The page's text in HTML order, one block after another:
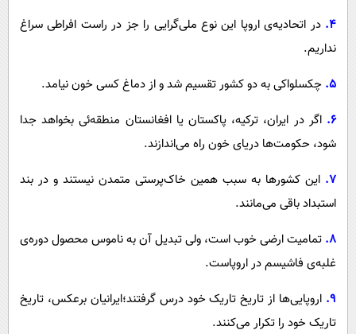
۴. در اتحادیه‌ی اروپا این نوع ملی‌گرایی را جز در راست افراطی سراغ
نداریم.
۵. چکسلواکی به دو کشور تقسیم شد و از دماغ کسی خون نیامد.
۶. اگر در ایران، ترکیه، پاکستان یا افغانستان منطقه‌ئی بخواهد جدا
شود، حکومت‌ها دریای خون راه می‌اندازند.
۷. این کشورها به سبب همین خاک‌پرستی متمدن نیستند و در بند
استبداد باقی می‌مانند.
۸. تمامیت ارضی خوب است، ولی تبدیل آن به ناموس محصول دوره‌ی
غلبه‌ی فاشیسم در اروپاست.
۹. اروپایی‌ها از تاریخ تاریک خود درس گرفتند؛ایرانیان برعکس، تاریخ
تاریک خود را تکرار می‌کنند.